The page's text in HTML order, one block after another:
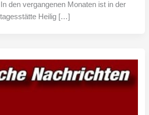
In den vergangenen Monaten ist in der
Heilig […]